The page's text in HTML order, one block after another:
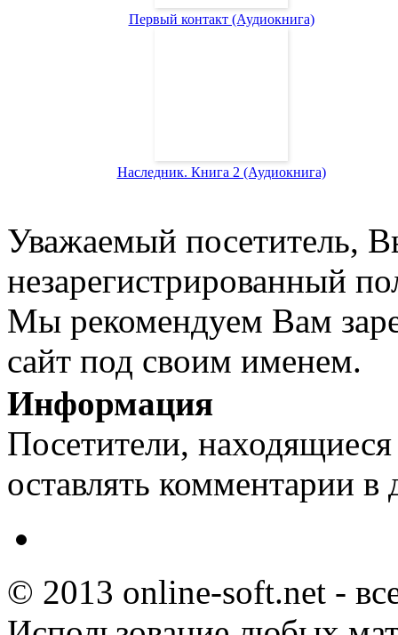
Первый контакт (Аудиокнига)
Наследник. Книга 2 (Аудиокнига)
Уважаемый посетитель,
незарегистрированный
Мы рекомендуем Вам
сайт под своим именем.
Информация
Посетители,
оставлять комментарии в
© 2013 online-soft.net -